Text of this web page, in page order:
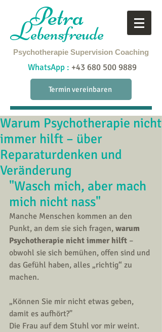
Petra
Lebensfreude
Psychotherapie Supervision Coaching
WhatsApp : +43 680 500 9889
Termin vereinbaren
Warum Psychotherapie nicht
immer hilft – über
Reparaturdenken und
Veränderung
"Wasch mich, aber mach
mich nicht nass"
Manche Menschen kommen an den
Punkt, an dem sie sich fragen, warum
Psychotherapie nicht immer hilft –
obwohl sie sich bemühen, offen sind und
das Gefühl haben, alles „richtig“ zu
machen.
„Können Sie mir nicht etwas geben,
damit es aufhört?"
Die Frau auf dem Stuhl vor mir weint.